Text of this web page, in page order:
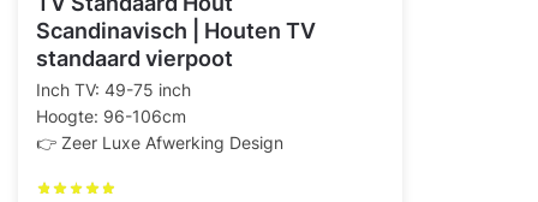
Scandinavisch | Houten TV
standaard vierpoot
Inch TV: 49-75 inch
Hoogte: 96-106cm
👉 Zeer Luxe Afwerking Design